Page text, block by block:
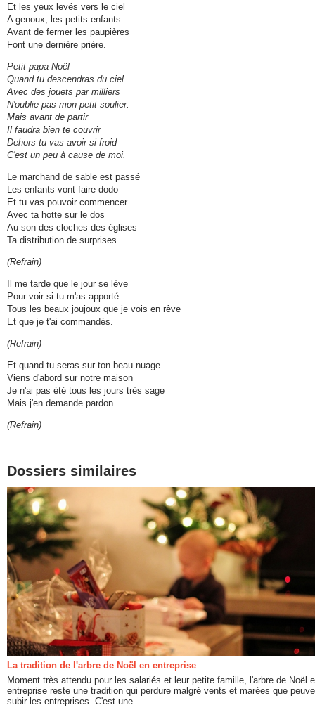
Et les yeux levés vers le ciel
A genoux, les petits enfants
Avant de fermer les paupières
Font une dernière prière.
Petit papa Noël
Quand tu descendras du ciel
Avec des jouets par milliers
N'oublie pas mon petit soulier.
Mais avant de partir
Il faudra bien te couvrir
Dehors tu vas avoir si froid
C'est un peu à cause de moi.
Le marchand de sable est passé
Les enfants vont faire dodo
Et tu vas pouvoir commencer
Avec ta hotte sur le dos
Au son des cloches des églises
Ta distribution de surprises.
(Refrain)
Il me tarde que le jour se lève
Pour voir si tu m'as apporté
Tous les beaux joujoux que je vois en rêve
Et que je t'ai commandés.
(Refrain)
Et quand tu seras sur ton beau nuage
Viens d'abord sur notre maison
Je n'ai pas été tous les jours très sage
Mais j'en demande pardon.
(Refrain)
Dossiers similaires
La tradition de l'arbre de Noël en entreprise
Moment très attendu pour les salariés et leur petite famille, l'arbre de Noël
entreprise reste une tradition qui perdure malgré vents et marées que
subir les entreprises. C'est une...